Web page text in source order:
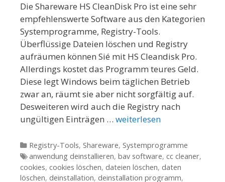
Die Shareware HS CleanDisk Pro ist eine sehr
empfehlenswerte Software aus den Kategorien
Systemprogramme, Registry-Tools.
Überflüssige Dateien löschen und Registry
aufräumen können Sié mit HS Cleandisk Pro.
Allerdings kostet das Programm teures Geld.
Diese legt Windows beim täglichen Betrieb
zwar an, räumt sie aber nicht sorgfältig auf.
Desweiteren wird auch die Registry nach
ungültigen Einträgen … weiterlesen
Kategorien
Registry-Tools, Shareware, Systemprogramme
Tags
anwendung deinstallieren, bav software, cc cleaner,
cookies, cookies löschen, dateien löschen, daten
löschen, deinstallation, deinstallation programm,